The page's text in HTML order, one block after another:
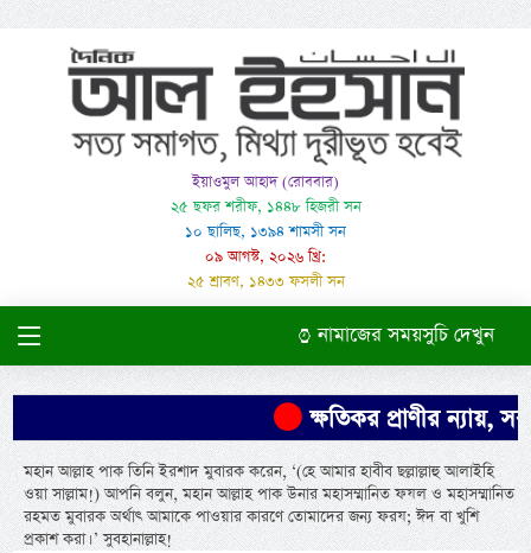
ইয়াওমুল আহাদ (রোববার)
২৫ ছফর শরীফ, ১৪৪৮ হিজরী সন
১০ ছালিছ, ১৩৯৪ শামসী সন
০৯ আগস্ট, ২০২৬ খ্রি:
২৫ শ্রাবণ, ১৪৩৩ ফসলী সন
নামাজের সময়সুচি দেখুন
ক্ষতিকর প্রাণীর ন্যায়,
মহান আল্লাহ পাক তিনি ইরশাদ মুবারক করেন, ‘(হে আমার হাবীব ছল্লাল্লাহু আলাইহি
ওয়া সাল্লাম!) আপনি বলুন, মহান আল্লাহ পাক উনার মহাসম্মানিত ফযল ও মহাসম্মানিত
রহমত মুবারক অর্থাৎ আমাকে পাওয়ার কারণে তোমাদের জন্য ফরয; ঈদ বা খুশি
প্রকাশ করা। ’ সুবহানাল্লাহ!